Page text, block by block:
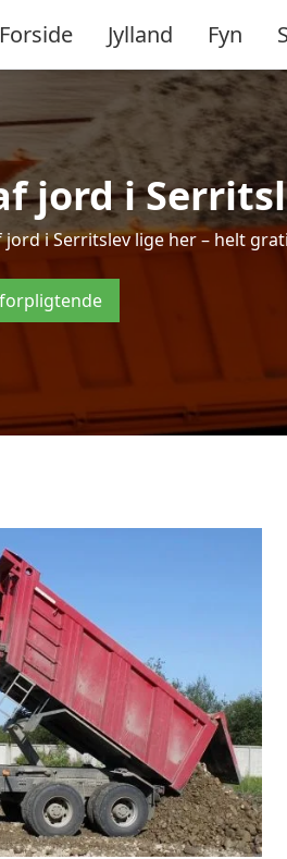
Forside Jylland Fyn
jord i
i Serritslev lige her – helt